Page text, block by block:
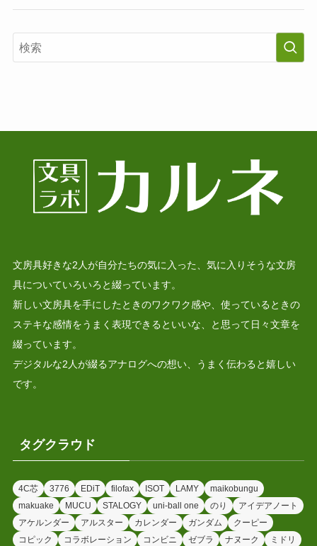
文房具好きな2人が自分たちの気に入った、気に入りそうな文房
具についていろいろと綴っています。
新しい文房具を手にしたときのワクワク感や、使っているときの
ステキな感情をうまく表現できるといいな、と思って日々文章を
綴っています。
デジタルな2人が綴るアナログへの想い、うまく伝わると嬉しい
です。
タグクラウド
4C芯 3776 EDiT filofax ISOT LAMY
maikobungu
makuake
MUCU STALOGY uni-ball one のり
アイデアノート
アケルンダー
アルスター カレンダー ガンダム
クーピー
コピック
コラボレーション コンビニ ゼブラ ナヌーク ミドリ